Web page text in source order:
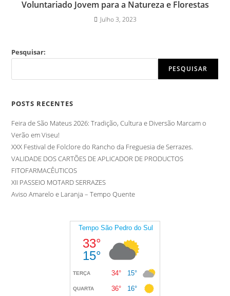
Voluntariado Jovem para a Natureza e Florestas
Julho 3, 2023
Pesquisar:
PESQUISAR
POSTS RECENTES
Feira de São Mateus 2026: Tradição, Cultura e Diversão Marcam o
Verão em Viseu!
XXX Festival de Folclore do Rancho da Freguesia de Serrazes.
VALIDADE DOS CARTÕES DE APLICADOR DE PRODUCTOS
FITOFARMACÊUTICOS
XII PASSEIO MOTARD SERRAZES
Aviso Amarelo e Laranja – Tempo Quente